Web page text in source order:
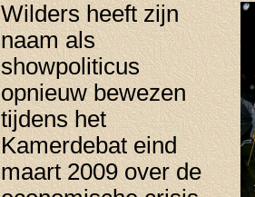
Wilders heeft zijn
naam als
showpoliticus
opnieuw bewezen
tijdens het
Kamerdebat eind
maart 2009 over de